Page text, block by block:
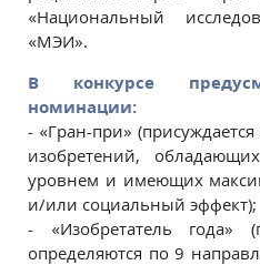
«Национальный
«МЭИ».
В конкурсе
номинации:
- «Гран-при»
изобретений,
уровнем и имеющих
и/или социальный эффект);
- «Изобретатель года»
определяются по 9